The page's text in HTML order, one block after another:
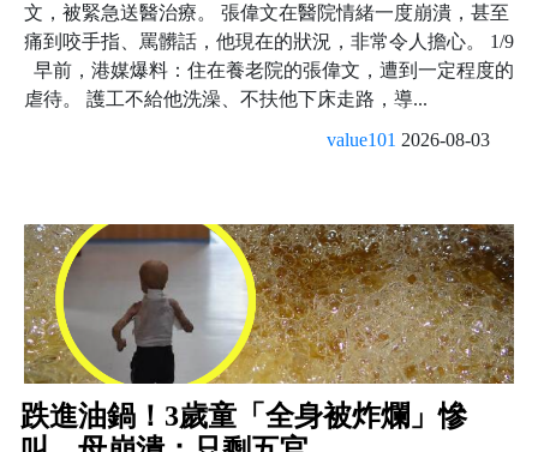
文，被緊急送醫治療。 張偉文在醫院情緒一度崩潰，甚至
痛到咬手指、罵髒話，他現在的狀況，非常令人擔心。 1/9
早前，港媒爆料：住在養老院的張偉文，遭到一定程度的
虐待。 護工不給他洗澡、不扶他下床走路，導...
value101 2026-08-03
跌進油鍋！3歲童「全身被炸爛」慘